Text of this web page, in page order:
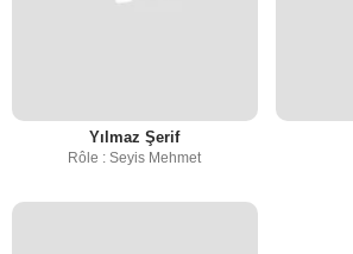
Yılmaz Şerif
Rôle : Seyis Mehmet